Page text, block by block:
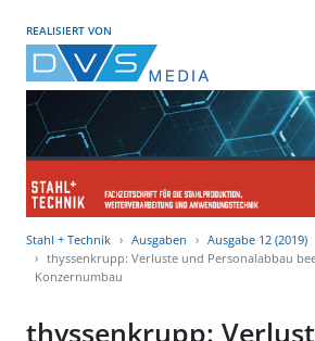
REALISIERT VON
Stahl + Technik Ausgaben
Ausgabe 12 (2019)
thyssenkrupp: Verluste und Personalabbau
Konzernumbau
thyssenkrupp: